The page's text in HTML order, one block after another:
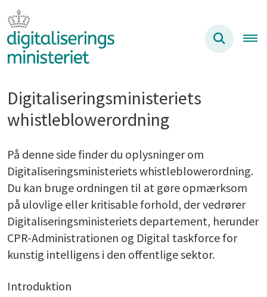
Digitaliseringsministeriets
whistleblowerordning
På denne side finder du oplysninger om
Digitaliseringsministeriets whistleblowerordning.
Du kan bruge ordningen til at gøre opmærksom
på ulovlige eller kritisable forhold, der vedrører
Digitaliseringsministeriets departement, herunder
CPR-Administrationen og Digital taskforce for
kunstig intelligens i den offentlige sektor.
Introduktion